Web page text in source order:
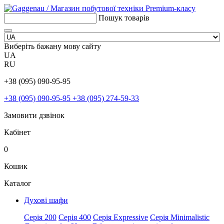
Пошук товарів
Виберіть бажану мову сайту
UA
RU
+38 (095) 090-95-95
+38 (095) 090-95-95 +38 (095) 274-59-33
Замовити дзвінок
Кабінет
0
Кошик
Каталог
Духові шафи
Серія 200 Серія 400 Серія Expressive Серія Minimalistic